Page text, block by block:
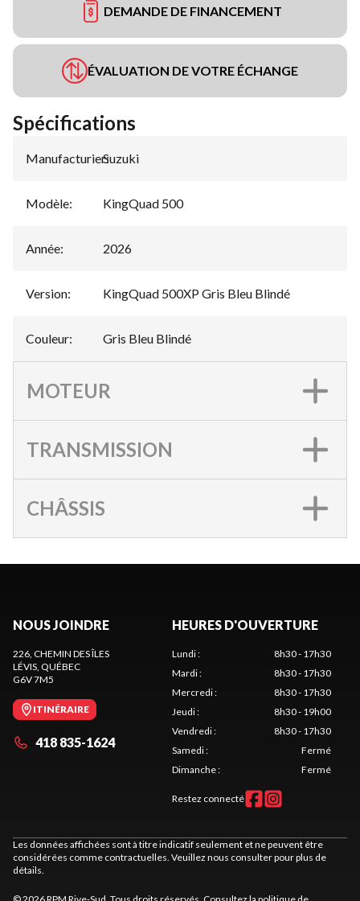
DEMANDE DE FINANCEMENT
ÉVALUATION DE VOTRE ÉCHANGE
Spécifications
Manufacturier:
Suzuki
Modèle: KingQuad 500
Année: 2026
Version: KingQuad 500XP Gris Bleu Blindé
Couleur: Gris Bleu Blindé
MOTEUR
TRANSMISSION
CHÂSSIS
NOUS JOINDRE
226, CHEMIN DES ÎLES
LÉVIS , QUÉBEC
G6V 7M5
ITINÉRAIRE
418 835-1624
HEURES D'OUVERTURE
Lundi:
8h30 - 17h30
Mardi:
8h30 - 17h30
Mercredi:
8h30 - 17h30
Jeudi:
8h30 - 19h00
Vendredi:
8h30 - 17h30
Samedi:
Fermé
Dimanche: Fermé
Restez connecté
Les données affichées sont à titre indicatif seulement et ne peuvent être
considérées comme contractuelles. Veuillez nous consulter pour plus de
détails.